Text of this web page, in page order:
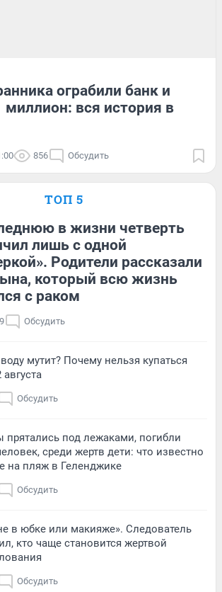
ограбили банк и
миллион: вся история в
856 Обсудить
ТОП 5
в жизни четверть
лишь с одной
Родители рассказали
который всю жизнь
с раком
Обсудить
воду мутит? Почему нельзя купаться
Обсудить
прятались под лежаками, погибли
среди жертв дети: что известно
на пляж в Геленджике
Обсудить
в юбке или макияже». Следователь
кто чаще становится жертвой
Обсудить